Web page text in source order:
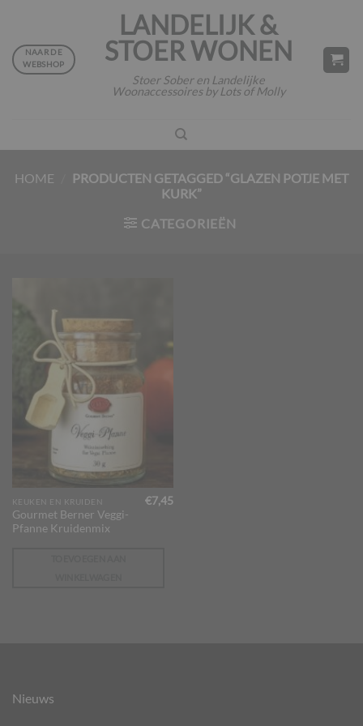
inhoud
LANDELIJK &
STOER WONEN
Stoer Sober en Landelijke
Woonaccessoires by Lots of Molly
NAAR DE
WEBSHOP
HOME
PRODUCTEN GETAGGED “GLAZEN POTJE MET
KURK”
CATEGORIEËN
KEUKEN EN KRUIDEN
Gourmet Berner Veggi-
Pfanne Kruidenmix
€7,45
Nieuws